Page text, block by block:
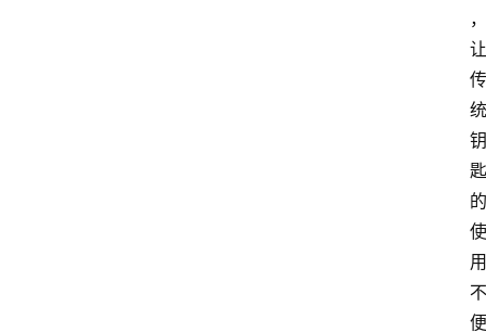
，
让
传
统
钥
匙
的
使
用
不
便